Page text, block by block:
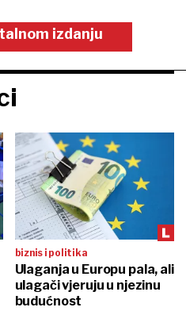
izdanju
biznis i politika
Ulaganja u Europu pala, ali
ulagači vjeruju u njezinu
budućnost